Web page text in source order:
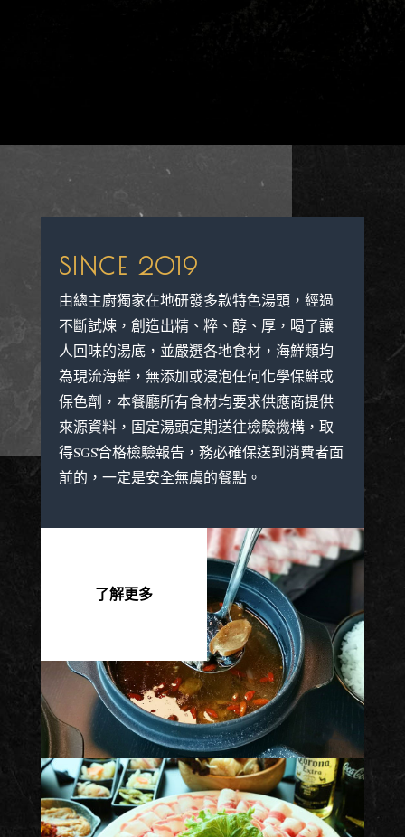
SINCE 2019
由總主廚獨家在地研發多款特色湯頭，經過
不斷試煉，創造出精、粹、醇、厚，喝了讓
人回味的湯底，並嚴選各地食材，海鮮類均
為現流海鮮，無添加或浸泡任何化學保鮮或
保色劑，本餐廳所有食材均要求供應商提供
來源資料，固定湯頭定期送往檢驗機構，取
得SGS合格檢驗報告，務必確保送到消費者面
前的，一定是安全無虞的餐點。
了解更多